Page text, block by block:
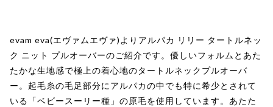
evam eva(エヴァムエヴァ)よりアルパカ リリー タートルネッ
ク ニット プルオーバーのご紹介です。優しいフォルムとあた
たかな生地感で極上の着心地のタートルネックプルオーバ
ー。起毛糸の毛足部分にアルパカの中でも特に希少とされて
いる「ベビースーリー種」の原毛を使用しています。あたた